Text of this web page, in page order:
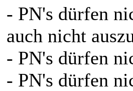
- PN's dürfen
auch nicht
- PN's dürfen
- PN's dürfen